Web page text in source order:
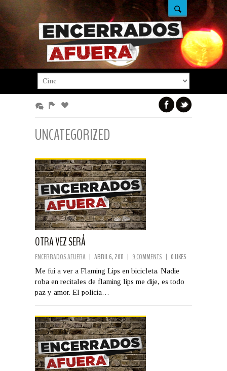
UNCATEGORIZED
OTRA VEZ SERÁ
ENCERRADOS AFUERA | ABRIL 6, 2011 | 9 COMMENTS | 0 LIKES
Me fui a ver a Flaming Lips en bicicleta. Nadie
roba en recitales de flaming lips me dije, es todo
paz y amor. El policia…